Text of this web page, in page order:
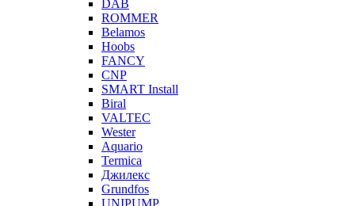
DAB
ROMMER
Belamos
Hoobs
FANCY
CNP
SMART Install
Biral
VALTEC
Wester
Aquario
Termica
Джилекс
Grundfos
UNIPUMP